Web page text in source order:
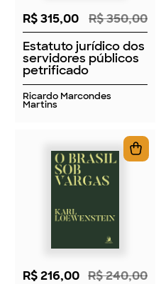
R$ 315,00
R$ 350,00
Estatuto jurídico dos
servidores públicos
petrificado
Ricardo Marcondes
Martins
R$ 216,00 R$ 240,00